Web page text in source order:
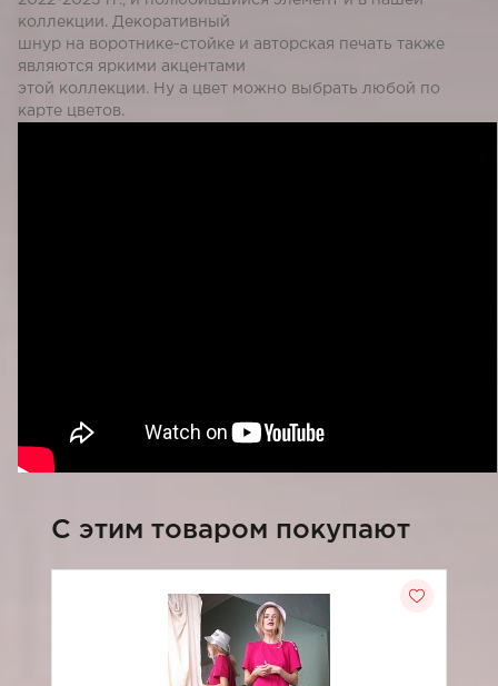
коллекции. Декоративный
шнур на воротнике-стойке и авторская печать также
являются яркими акцентами
этой коллекции. Ну а цвет можно выбрать любой по
карте цветов.
C этим товаром покупают